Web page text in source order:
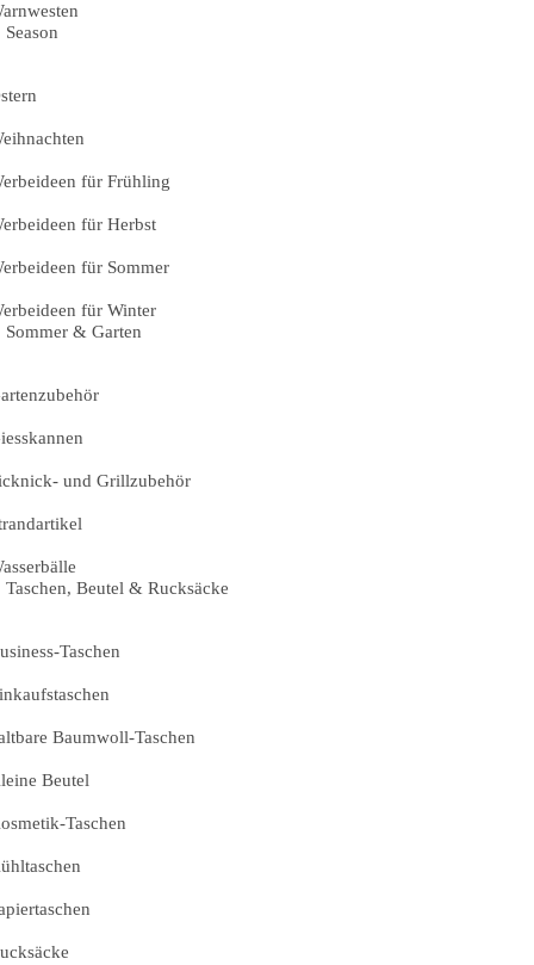
Season
für Frühling
für Herbst
für Sommer
für Winter
Sommer & Garten
und Grillzubehör
Taschen, Beutel & Rucksäcke
Taschen
Baumwoll-Taschen
Beutel
Taschen